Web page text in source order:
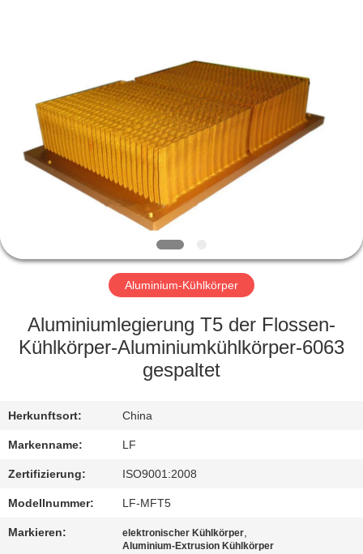
HAUSE
PRODUKTE
ÜBER
WERKSBESICHTIGUNG
KONTAKT
MIT
UNS
Aluminium-Kühlkörper
Aluminiumlegierung T5 der Flossen-
Kühlkörper-Aluminiumkühlkörper-6063
gespaltet
Herkunftsort: China
Markenname: LF
Zertifizierung: ISO9001:2008
Modellnummer: LF-MFT5
Markieren: elektronischer Kühlkörper,
Aluminium-Extrusion Kühlkörper